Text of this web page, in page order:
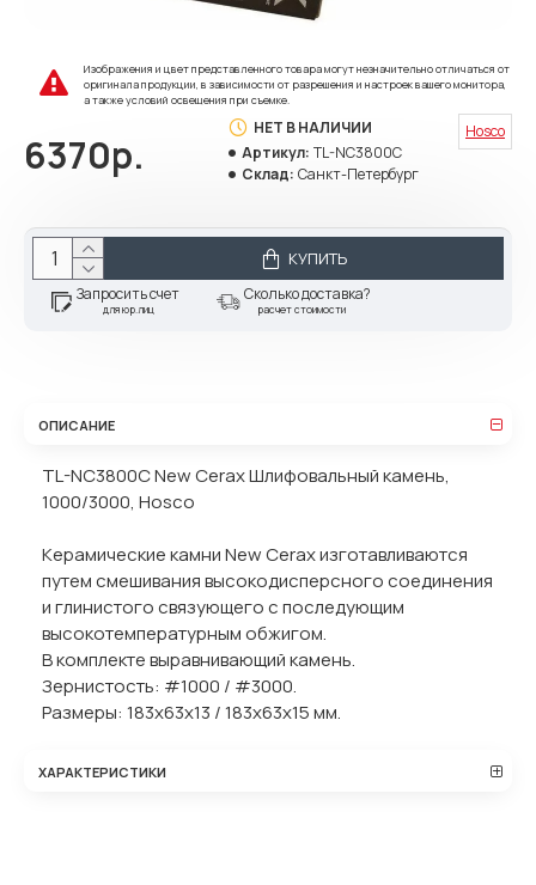
Изображения и цвет представленного товара могут незначительно отличаться от
оригинала продукции, в зависимости от разрешения и настроек вашего монитора,
а также условий освещения при съемке.
6370р.
НЕТ В НАЛИЧИИ
Артикул: TL-NC3800C
Склад: Санкт-Петербург
Hosco
КУПИТЬ
Запросить счет
для юр.лиц
Сколько доставка?
расчет стоимости
ОПИСАНИЕ
TL-NC3800C New Cerax Шлифовальный камень,
1000/3000, Hosco
Керамические камни New Cerax изготавливаются
путем смешивания высокодисперсного соединения
и глинистого связующего с последующим
высокотемпературным обжигом.
В комплекте выравнивающий камень.
Зернистость: #1000 / #3000.
Размеры: 183x63x13 / 183x63x15 мм.
ХАРАКТЕРИСТИКИ